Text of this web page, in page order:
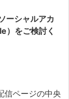
ーシャルアカ
）をご検討く
信ページの中央